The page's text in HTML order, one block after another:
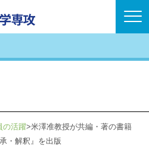
の活躍
米澤准教授が共編・著の書籍
・解釈』を出版